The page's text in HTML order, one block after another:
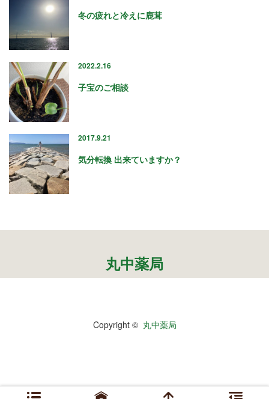
冬の疲れと冷えに鹿茸
2022.2.16
子宝のご相談
2017.9.21
気分転換 出来ていますか？
丸中薬局
Copyright © 丸中薬局